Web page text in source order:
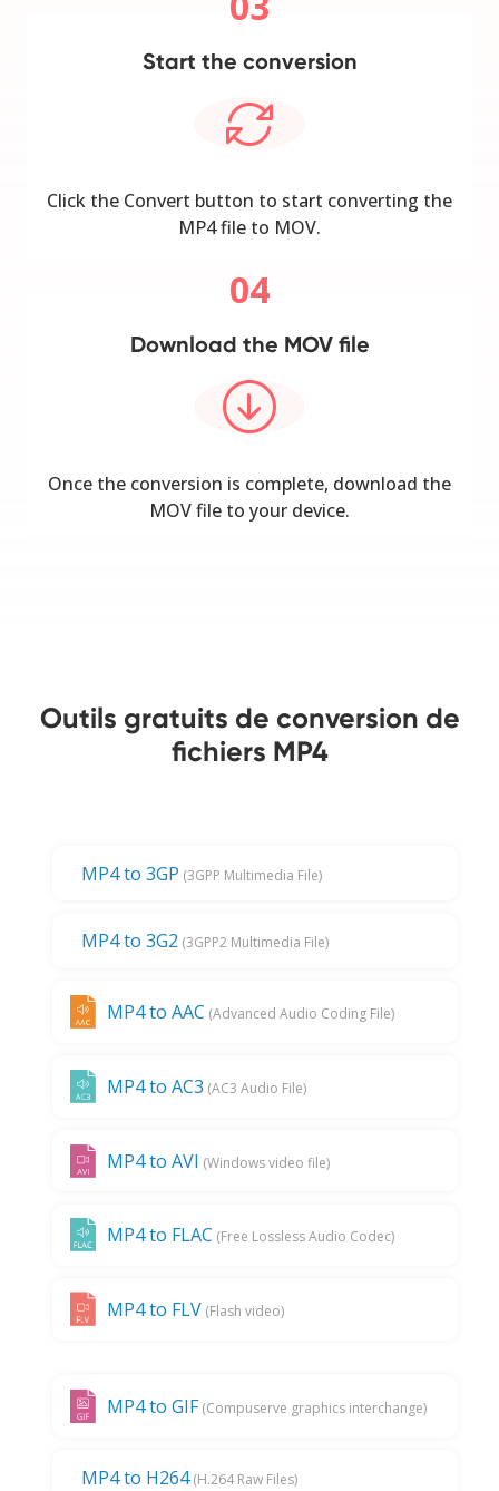
Start the conversion
Click the Convert button to start converting the
MP4 file to MOV.
04
Download the MOV file
Once the conversion is complete, download the
MOV file to your device.
Outils gratuits de conversion de
fichiers MP4
MP4 to 3GP (3GPP Multimedia File)
MP4 to 3G2 (3GPP2 Multimedia File)
MP4 to AAC (Advanced Audio Coding File)
MP4 to AC3 (AC3 Audio File)
MP4 to AVI (Windows video file)
MP4 to FLAC (Free Lossless Audio Codec)
MP4 to FLV (Flash video)
MP4 to GIF (Compuserve graphics interchange)
MP4 to H264(H.264 Raw Files)